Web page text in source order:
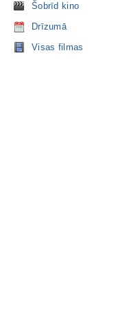
Šobrīd kino
Drīzumā
Visas filmas